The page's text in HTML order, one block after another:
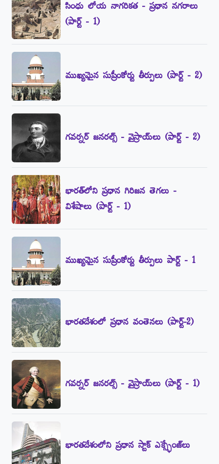
సింధు లోయ నాగరికత - ప్రధాన నగరాలు
(పార్ట్‌ - 1)
ముఖ్యమైన సుప్రీంకోర్టు తీర్పులు (పార్ట్‌ - 2)
గవర్నర్‌ జనరల్స్‌ - వైస్రాయ్‌లు (పార్ట్‌ - 2)
భారత్‌లోని ప్రధాన గిరిజన తెగలు -
విశేషాలు (పార్ట్‌ - 1)
ముఖ్యమైన సుప్రీంకోర్టు తీర్పులు పార్ట్‌ - 1
భారతదేశంలో ప్రధాన వంతెనలు (పార్ట్‌-2)
గవర్నర్‌ జనరల్స్‌ - వైస్రాయ్‌లు (పార్ట్‌ - 1)
భారతదేశంలోని ప్రధాన స్టాక్‌ ఎక్స్ఛేంజ్‌లు